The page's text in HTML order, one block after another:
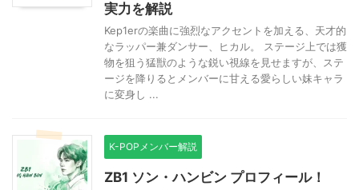
実力を解説
Kep1erの楽曲に強烈なアクセントを加える、天才的
なラッパー兼ダンサー、ヒカル。 ステージ上では獲
物を狙う猛獣のような鋭い視線を見せますが、ステ
ージを降りるとメンバーに甘える愛らしい妹キャラ
に変身し ...
K-POPメンバー解説
ZB1 ソン・ハンビン プロフィール！